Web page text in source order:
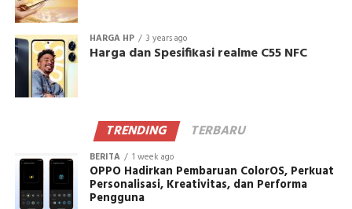
HARGA HP 3 years ago
Harga dan Spesifikasi realme C55 NFC
TRENDING TERBARU
BERITA 1 week ago
OPPO Hadirkan Pembaruan ColorOS, Perkuat
Personalisasi, Kreativitas, dan Performa
Pengguna